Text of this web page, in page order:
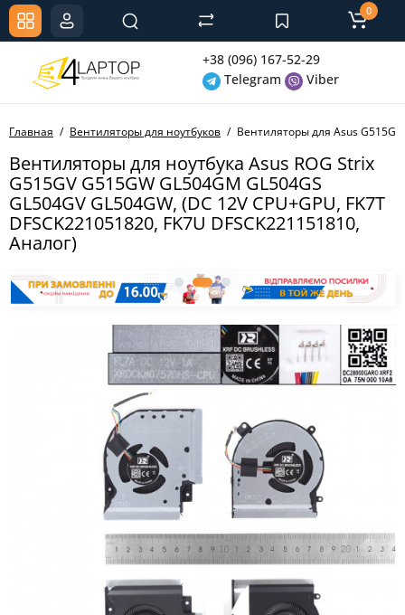
+38 (096) 167-52-29
Telegram
Viber
0
Главная Вентиляторы для ноутбуков Вентиляторы для Asus G515GV
Вентиляторы для ноутбука Asus ROG Strix
G515GV G515GW GL504GM GL504GS
GL504GV GL504GW, (DC 12V CPU+GPU, FK7T
DFSCK221051820, FK7U DFSCK221151810,
Аналог)